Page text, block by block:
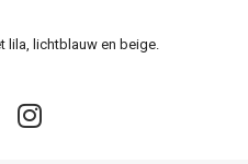
lila, lichtblauw en beige.